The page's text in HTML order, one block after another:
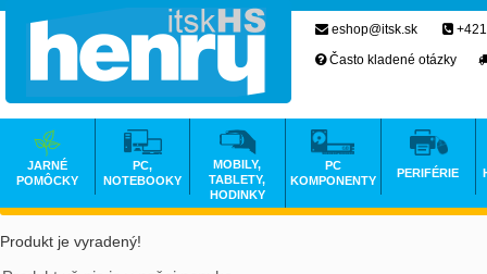
Produkt je vyradený!
eshop@itsk.sk
Často kladené otázky
JARNÉ
POMÔCKY
PC,
NOTEBOOKY
MOBILY,
TABLETY,
HODINKY
PC
KOMPONENTY
PERIFÉRIE